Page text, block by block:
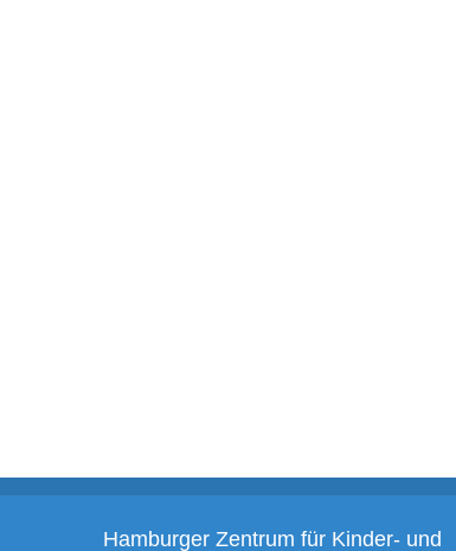
Hamburger Zentrum für Kinder- und